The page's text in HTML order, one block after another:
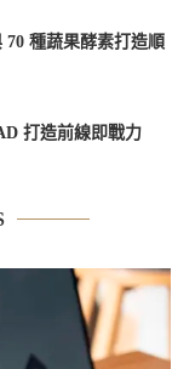
種蔬果酵素打造順
打造前線即戰力